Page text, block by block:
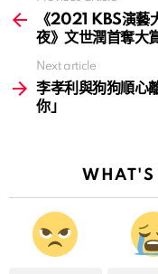
more《2021 KBS演藝
夜》文世潤首奪大
Next article
李孝利與狗狗順心
你」
WHAT'S